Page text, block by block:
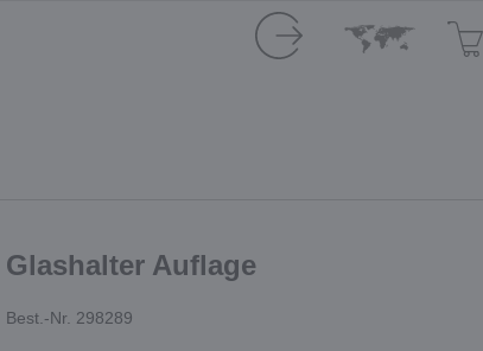
Glashalter Auflage
Best.-Nr. 298289